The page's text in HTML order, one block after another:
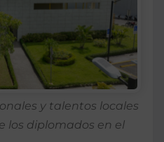
y talentos locales
los diplomados en el